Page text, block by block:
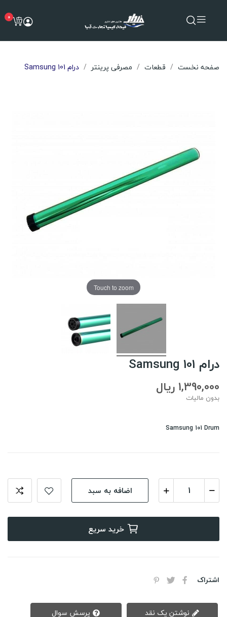
0
صفحه نخست قطعات مصرفی پرینتر درام Samsung 101
Touch to zoom
درام Samsung 101
1,390,000 ریال
بدون مالیات
Samsung 101 Drum
اضافه به سبد
خرید سریع
اشتراک